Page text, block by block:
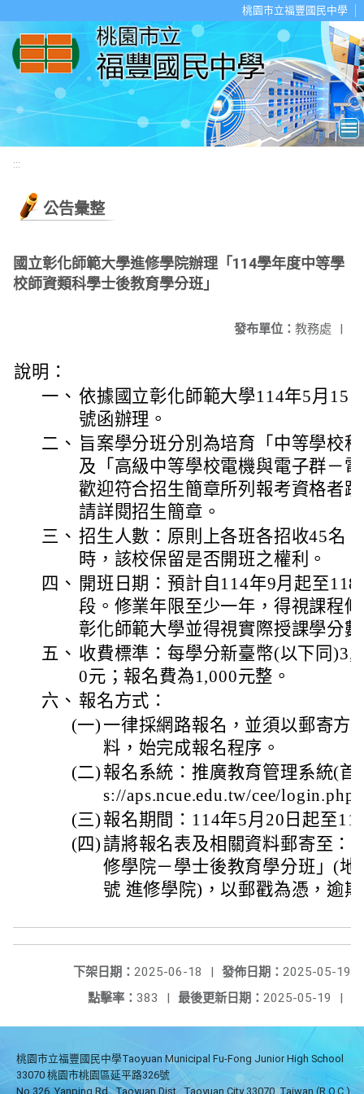
桃園市立福豐國民中學
:::
公告彙整
國立彰化師範大學進修學院辦理「114學年度中等學
校師資類科學士後教育學分班」
發布單位： 教務處 |
說明：
一、 依據國立彰化師範大學114年5月15
號函辦理。
二、 旨案學分班分別為培育「中等學校
及「高級中等學校電機與電子群－
歡迎符合招生簡章所列報考資格者
請詳閱招生簡章。
三、 招生人數：原則上各班各招收45名
時，該校保留是否開班之權利。
四、 開班日期：預計自114年9月起至
段。修業年限至少一年，得視課程
彰化師範大學並得視實際授課學分
五、 收費標準：每學分新臺幣(以下同
0元；報名費為1,000元整。
六、 報名方式：
(一) 一律採網路報名，並須以郵寄方
料，始完成報名程序。
(二) 報名系統：推廣教育管理系統(
s://aps.ncue.edu.tw/cee/login.php
(三) 報名期間：114年5月20日起至
(四) 請將報名表及相關資料郵寄至：
修學院－學士後教育學分班」(
號 進修學院)，以郵戳為憑，逾
發佈日期： 2025-05-19
下架日期： 2025-06-18
|
最後更新日期： 2025-05-19 |
點擊率： 383 |
桃園市立福豐國民中學Taoyuan Municipal Fu-Fong Junior High School
33070 桃園市桃園區延平路326號
No.326, Yanping Rd., Taoyuan Dist., Taoyuan City 33070, Taiwan (R.O.C.)